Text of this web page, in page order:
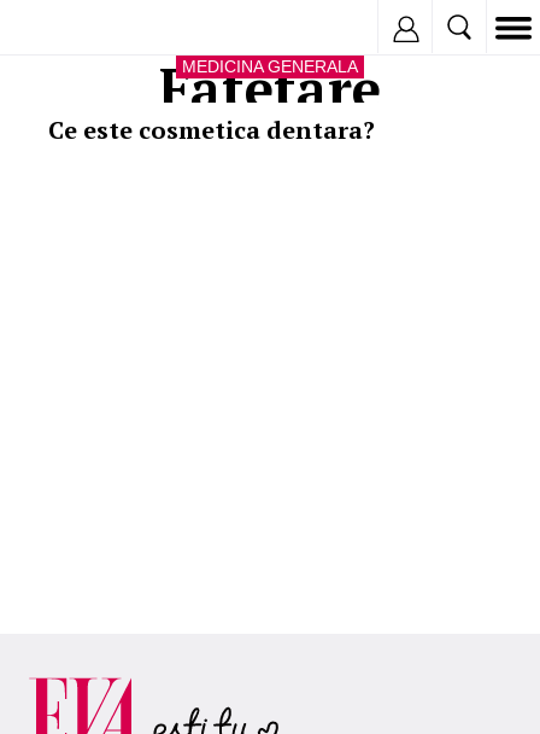
Fatetare
MEDICINA GENERALA
Ce este cosmetica dentara?